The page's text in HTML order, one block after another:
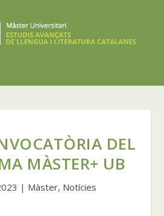
DEL
MÀSTER+ UB
| Màster, Notícies